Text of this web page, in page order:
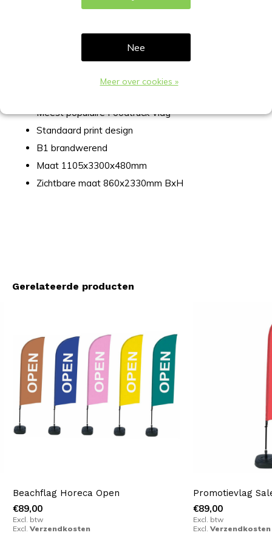
gebruiksklaar
Complete Foodtruck Vlag set met print en water
Meest populaire Foodtruck Vlag
Standaard print design
B1 brandwerend
Maat 1105x3300x480mm
Zichtbare maat 860x2330mm BxH
Gerelateerde producten
Beachflag Horeca Open
€89,00
Excl. btw
Excl. Verzendkosten
Promotievlag
€89,00
Excl. btw
Excl. Verzendkosten
Nee
Meer over cookies »